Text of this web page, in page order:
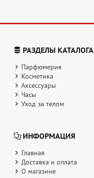
РАЗДЕЛЫ КАТАЛОГА
Парфюмерия
Косметика
Аксессуары
Часы
Уход за телом
ИНФОРМАЦИЯ
Главная
Доставка и оплата
О магазине